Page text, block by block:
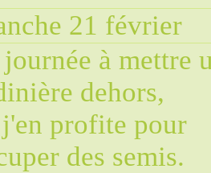
21 février
à mettre
dehors,
profite pour
des semis.